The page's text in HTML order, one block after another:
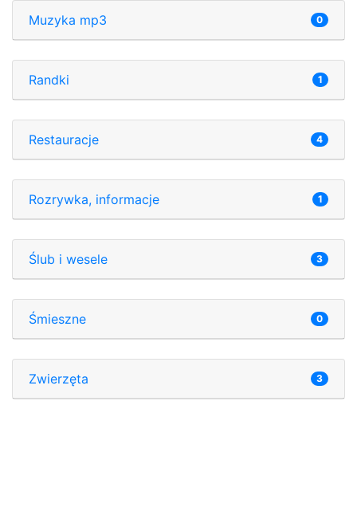
Muzyka mp3 0
Randki 1
Restauracje 4
Rozrywka, informacje 1
Ślub i wesele 3
Śmieszne 0
Zwierzęta 3